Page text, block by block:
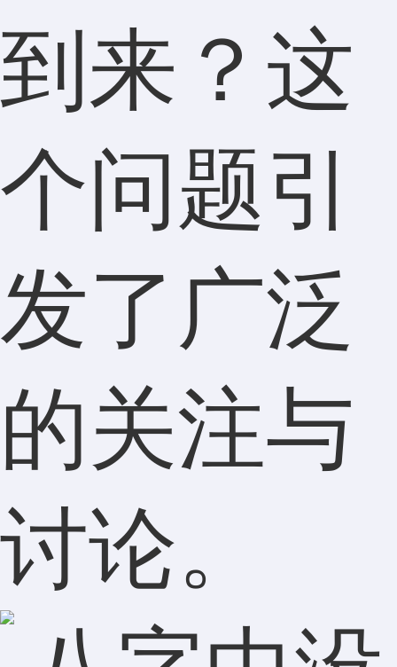
到来？这
个问题引
发了广泛
的关注与
讨论。